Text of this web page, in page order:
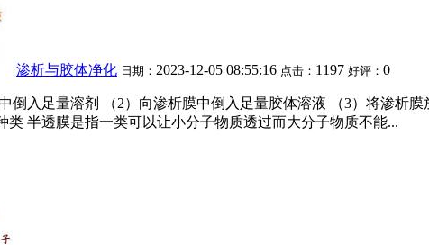
渗析与胶体净化 日期： 2023-12-05 08:55:16 点击： 1197 好评： 0
倒入足量溶剂 （2）向渗析膜中倒入足量胶体溶液 （3）将渗析
类 半透膜是指一类可以让小分子物质透过而大分子物质不能...